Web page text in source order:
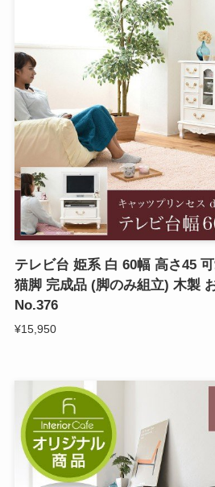
テレビ台 姫系 白 60幅 高さ45
猫脚 完成品 (脚のみ組立) 木製
No.376
¥15,950